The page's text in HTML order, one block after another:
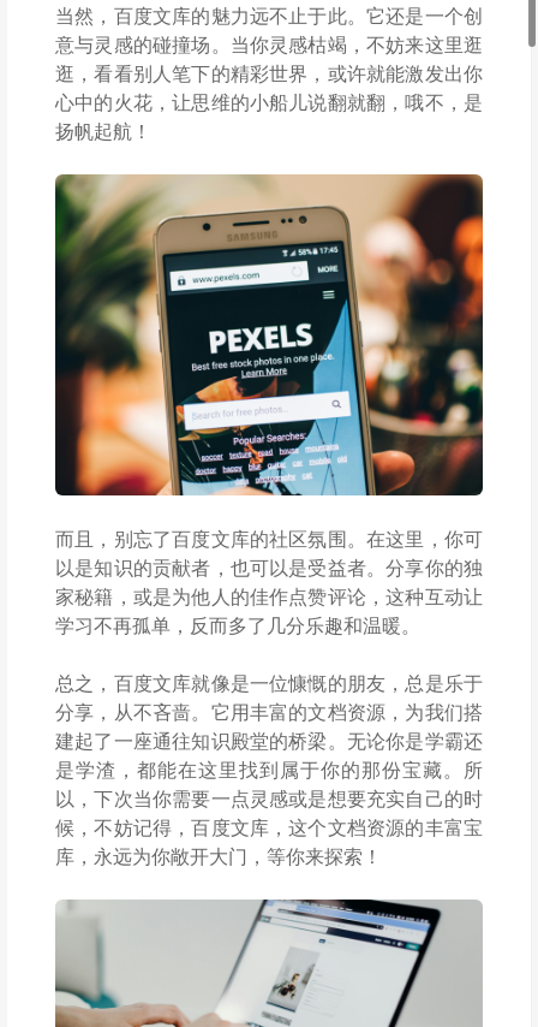
当然，百度文库的魅力远不止于此。它还是一个创
意与灵感的碰撞场。当你灵感枯竭，不妨来这里逛
逛，看看别人笔下的精彩世界，或许就能激发出你
心中的火花，让思维的小船儿说翻就翻，哦不，是
扬帆起航！
而且，别忘了百度文库的社区氛围。在这里，你可
以是知识的贡献者，也可以是受益者。分享你的独
家秘籍，或是为他人的佳作点赞评论，这种互动让
学习不再孤单，反而多了几分乐趣和温暖。
总之，百度文库就像是一位慷慨的朋友，总是乐于
分享，从不吝啬。它用丰富的文档资源，为我们搭
建起了一座通往知识殿堂的桥梁。无论你是学霸还
是学渣，都能在这里找到属于你的那份宝藏。所
以，下次当你需要一点灵感或是想要充实自己的时
候，不妨记得，百度文库，这个文档资源的丰富宝
库，永远为你敞开大门，等你来探索！